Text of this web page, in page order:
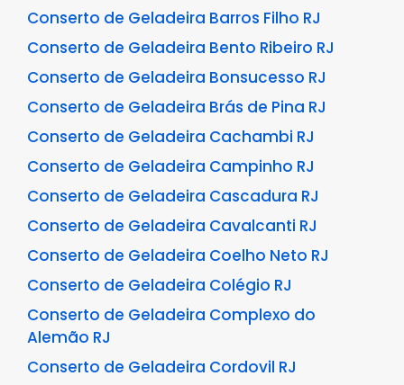
Conserto de Geladeira Barros Filho RJ
Conserto de Geladeira Bento Ribeiro RJ
Conserto de Geladeira Bonsucesso RJ
Conserto de Geladeira Brás de Pina RJ
Conserto de Geladeira Cachambi RJ
Conserto de Geladeira Campinho RJ
Conserto de Geladeira Cascadura RJ
Conserto de Geladeira Cavalcanti RJ
Conserto de Geladeira Coelho Neto RJ
Conserto de Geladeira Colégio RJ
Conserto de Geladeira Complexo do
Alemão RJ
Conserto de Geladeira Cordovil RJ